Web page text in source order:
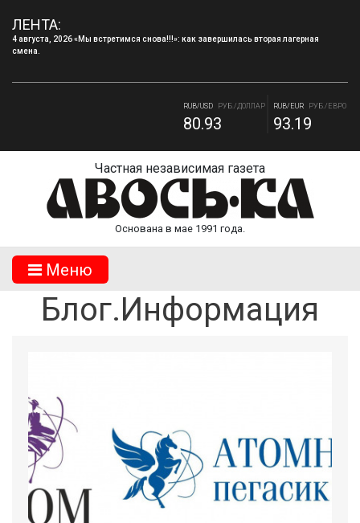
ЛЕНТА:
4 августа, 2026 «Мы встретимся снова!!!»: как завершилась вторая лагерная
смена.
RUB/USD РУБ./ДОЛЛАР
80.93
RUB/EUR РУБ./ЕВРО
93.19
27.65 18.11
Частная независимая газета
Основана в мае 1991 года.
Mеню
Блог.Информация